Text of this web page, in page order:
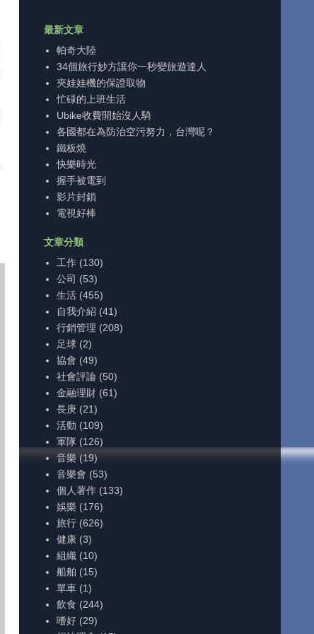
最新文章
帕奇大陸
34個旅行妙方讓你一秒變旅遊達人
夾娃娃機的保證取物
忙碌的上班生活
Ubike收費開始沒人騎
各國都在為防治空污努力，台灣呢？
鐵板燒
快樂時光
握手被電到
影片封鎖
電視好棒
文章分類
工作 (130)
公司 (53)
生活 (455)
自我介紹 (41)
行銷管理 (208)
足球 (2)
協會 (49)
社會評論 (50)
金融理財 (61)
長庚 (21)
活動 (109)
軍隊 (126)
音樂 (19)
音樂會 (53)
個人著作 (133)
娛樂 (176)
旅行 (626)
健康 (3)
組織 (10)
船舶 (15)
單車 (1)
飲食 (244)
嗜好 (29)